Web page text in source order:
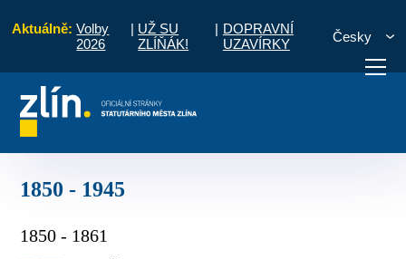
Aktuálně: Volby
2026
| UŽ SU
ZLÍŇÁK!
| DOPRAVNÍ
UZAVÍRKY
Česky
1850 - 1945
1850 - 1861